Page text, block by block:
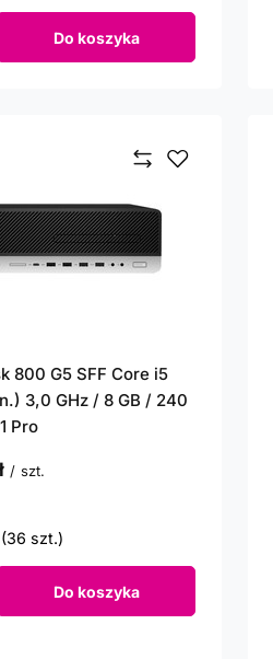
Do koszyka
800 G5 SFF Core i5
3,0 GHz / 8 GB / 240
Pro
/ szt.
szt.)
Do koszyka